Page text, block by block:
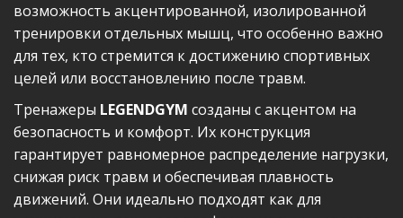
возможность акцентированной, изолированной
тренировки отдельных мышц, что особенно важно
для тех, кто стремится к достижению спортивных
целей или восстановлению после травм.
Тренажеры LEGENDGYM созданы с акцентом на
безопасность и комфорт. Их конструкция
гарантирует равномерное распределение нагрузки,
снижая риск травм и обеспечивая плавность
движений. Они идеально подходят как для